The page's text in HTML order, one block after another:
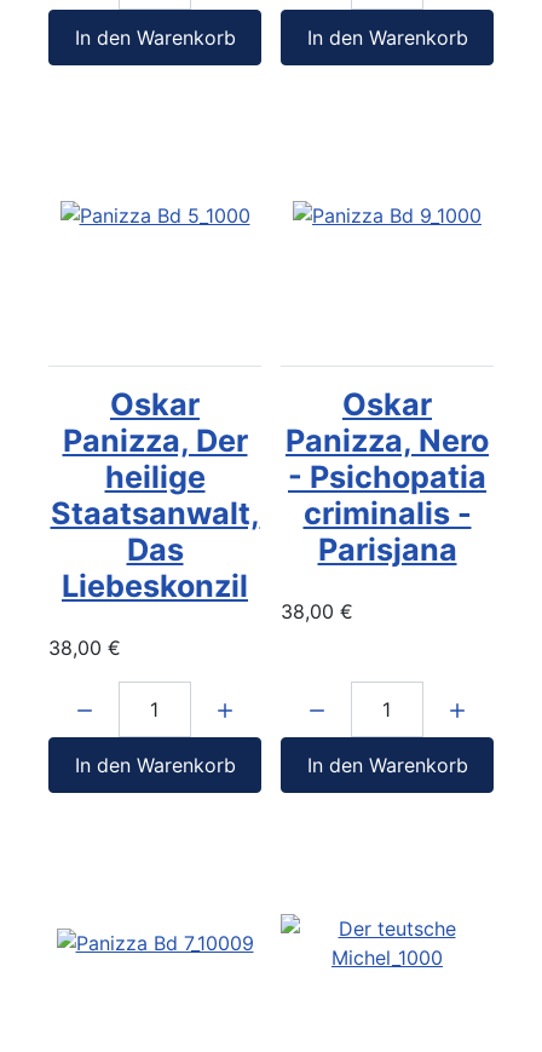
In den Warenkorb In den Warenkorb
Oskar
Panizza, Der
heilige
Staatsanwalt,
Das
Liebeskonzil
38,00 €
In den Warenkorb
Oskar
Panizza, Nero
- Psichopatia
criminalis -
Parisjana
38,00 €
In den Warenkorb